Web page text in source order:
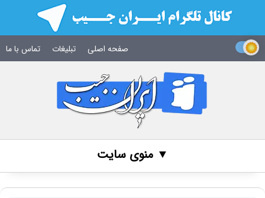
صفحه اصلی تبلیغات تماس با ما
▼ منوی سایت